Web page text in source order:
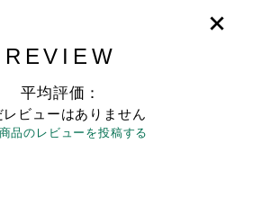
REVIEW
平均評価：
レビューはありません
品のレビューを投稿する